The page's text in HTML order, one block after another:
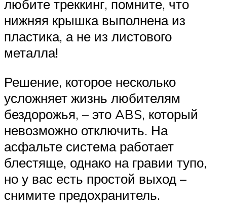
любите треккинг, помните, что
нижняя крышка выполнена из
пластика, а не из листового
металла!
Решение, которое несколько
усложняет жизнь любителям
бездорожья, – это ABS, который
невозможно отключить. На
асфальте система работает
блестяще, однако на гравии тупо,
но у вас есть простой выход –
снимите предохранитель.